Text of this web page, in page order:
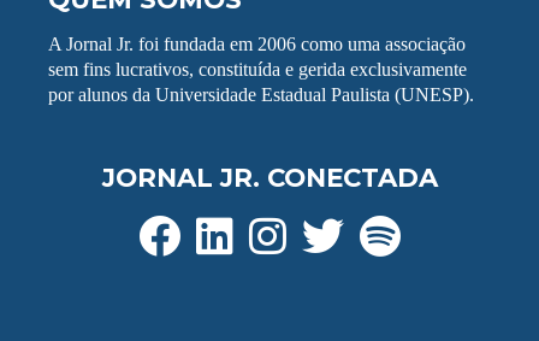
A Jornal Jr. foi fundada em 2006 como uma associação
sem fins lucrativos, constituída e gerida exclusivamente
por alunos da Universidade Estadual Paulista (UNESP).
JORNAL JR. CONECTADA